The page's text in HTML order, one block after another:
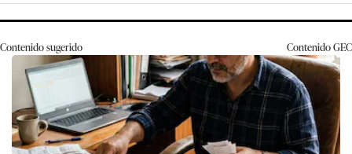
Contenido sugerido ContenidoGEC